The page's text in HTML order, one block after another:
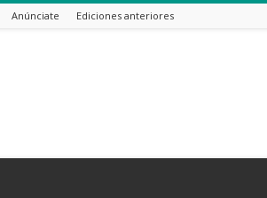
Anúnciate Ediciones anteriores